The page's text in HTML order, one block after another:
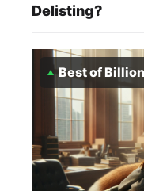
Delisting?
Best of